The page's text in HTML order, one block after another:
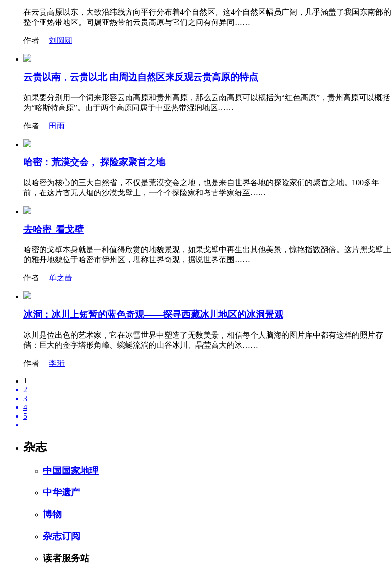
在云贵高原以东，大致沿纬线方向平行分布着4个自然区。这4个自然区幅员广阔，几乎涵盖了我国东南部的
整个亚热带地区。同属亚热带的云贵高原与它们之间有何异同……
作者： 刘圆圆
云贵以南，云贵以北 由周边自然区来反观云贵高原的特点
如果要分别用一个词来形容云南高原和贵州高原，那么云南高原可以概括为“红色高原”，贵州高原可以概括
为“喀斯特高原”。由于两个高原同属于中亚热带湿润地区……
作者： 田雨
哈密：荒漠交会， 探险家聚首之地
以哈密为核心的三大自然省，不仅是荒漠交会之地，也是来自世界各地的探险家们的聚首之地。100多年
前，在这片杳无人烟的沙漠戈壁上，一个个探险家和考古学家纷至……
去哈密 看戈壁
哈密的戈壁本身就是一种值得欣赏的地貌景观，如果戈壁中再生出其他美景，惊艳指数翻倍。这片黑戈壁上
的雅丹地貌位于哈密市伊州区，堪称世界奇观，据说世界范围……
作者： 单之蔷
冰洞：冰川上短暂的蓝色奇观——探寻西藏冰川地区的冰洞景观
冰川是位出色的艺术家，它在冰雪世界中塑造了无数美景，相信每个人脑海的图片库中都有这样的照片存
储：巨大的金字塔形角峰、蜿蜒流淌的山谷冰川、晶莹高大的冰……
作者： 李珩
1
2
3
4
5
杂志
中国国家地理
中华遗产
博物
杂志订阅
读者服务站